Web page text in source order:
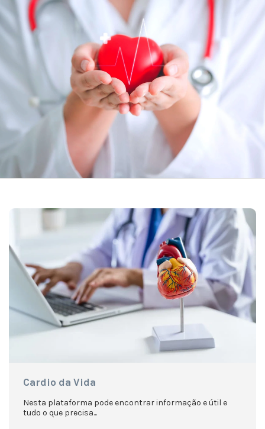
Cardio da Vida
Nesta plataforma pode encontrar informação e útil e
tudo o que precisa...